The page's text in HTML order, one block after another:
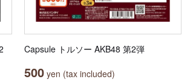
Capsule トルソー AKB48 第2弾
500 yen (tax included)